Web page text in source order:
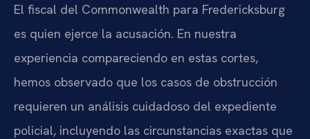
El fiscal del Commonwealth para Fredericksburg
es quien ejerce la acusación. En nuestra
experiencia compareciendo en estas cortes,
hemos observado que los casos de obstrucción
requieren un análisis cuidadoso del expediente
policial, incluyendo las circunstancias exactas que